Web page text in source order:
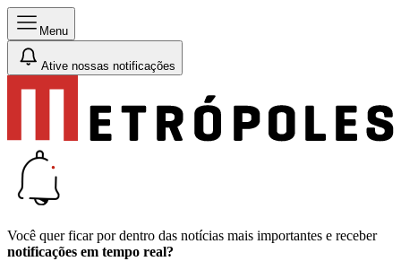
Menu
Ative nossas notificações
Você quer ficar por dentro das notícias mais importantes e receber
notificações em tempo real?